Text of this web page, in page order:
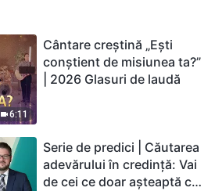
6:11
Cântare creștină „Ești
conștient de misiunea ta?”
| 2026 Glasuri de laudă
Serie de predici | Căutarea
adevărului în credință: Vai
de cei ce doar așteaptă ca